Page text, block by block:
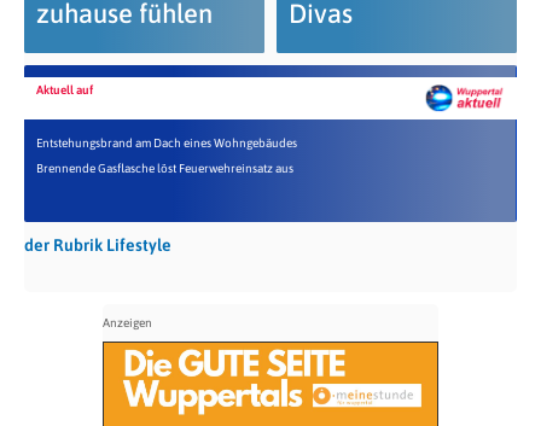
zuhause fühlen Divas
Aktuell auf
Entstehungsbrand am Dach eines Wohngebäudes
Brennende Gasflasche löst Feuerwehreinsatz aus
der Rubrik Lifestyle